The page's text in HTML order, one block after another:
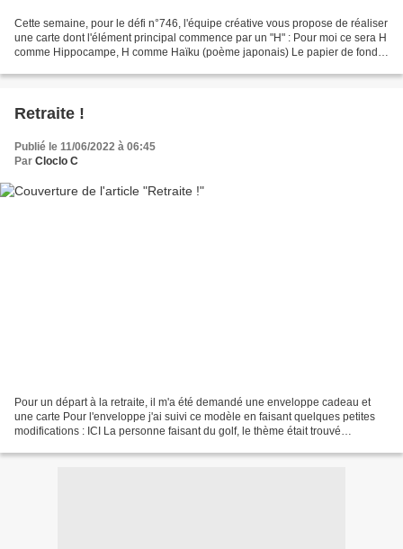
Cette semaine, pour le défi n°746, l'équipe créative vous propose de réaliser
une carte dont l'élément principal commence par un "H" : Pour moi ce sera H
comme Hippocampe, H comme Haïku (poème japonais) Le papier de fond
Retraite !
Publié le 11/06/2022 à 06:45
Par Cloclo C
Pour un départ à la retraite, il m'a été demandé une enveloppe cadeau et
une carte Pour l'enveloppe j'ai suivi ce modèle en faisant quelques petites
modifications : ICI La personne faisant du golf, le thème était trouvé